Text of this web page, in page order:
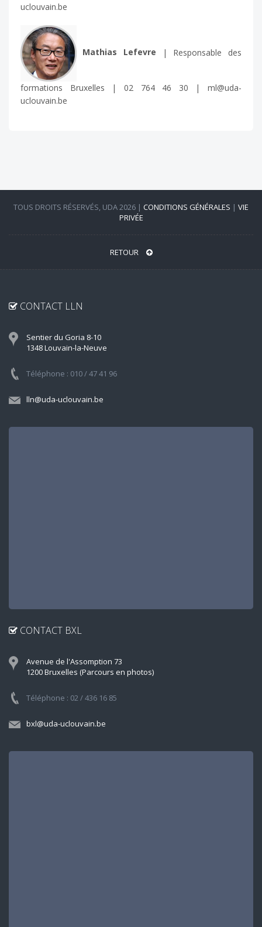
uclouvain.be
Mathias Lefevre | Responsable des
formations Bruxelles | 02 764 46 30 | ml@uda-
uclouvain.be
TOUS DROITS RÉSERVÉS, UDA 2026 | CONDITIONS GÉNÉRALES | VIE
PRIVÉE
RETOUR
CONTACT LLN
Sentier du Goria 8-10
1348 Louvain-la-Neuve
Téléphone : 010 / 47 41 96
lln@uda-uclouvain.be
CONTACT BXL
Avenue de l'Assomption 73
1200 Bruxelles (Parcours en photos)
Téléphone : 02 / 436 16 85
bxl@uda-uclouvain.be